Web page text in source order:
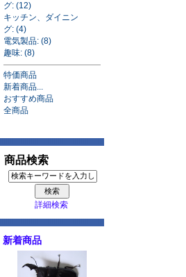
グ: (12)
キッチン、ダイニン
グ: (4)
電気製品: (8)
趣味: (8)
特価商品
新着商品...
おすすめ商品
全商品
商品検索
詳細検索
新着商品